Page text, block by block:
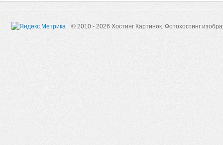
© 2010 - 2026 Хостинг Картинок. Фотохостинг